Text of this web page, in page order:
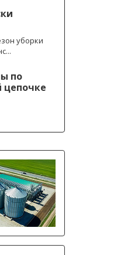
уборки
по
цепочке